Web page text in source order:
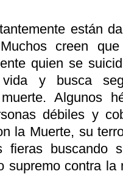
están
creen
quien se
y busca
Algunos
débiles y
la Muerte, su
fieras buscando
supremo contra